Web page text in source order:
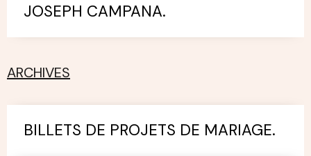
JOSEPH CAMPANA.
ARCHIVES
BILLETS DE PROJETS DE MARIAGE.